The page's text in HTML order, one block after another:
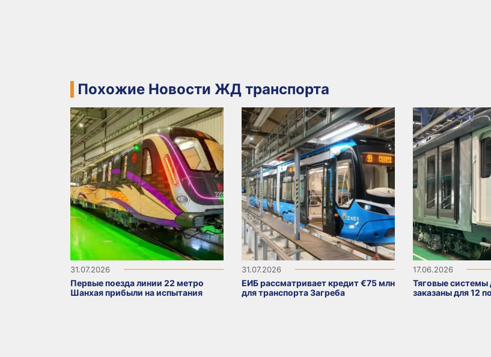
Похожие Новости ЖД транспорта
31.07.2026
Первые поезда линии 22 метро
Шанхая прибыли на испытания
31.07.2026
ЕИБ рассматривает кредит €75 млн
для транспорта Загреба
17.06.2026
Тяговые системы
заказаны для 12